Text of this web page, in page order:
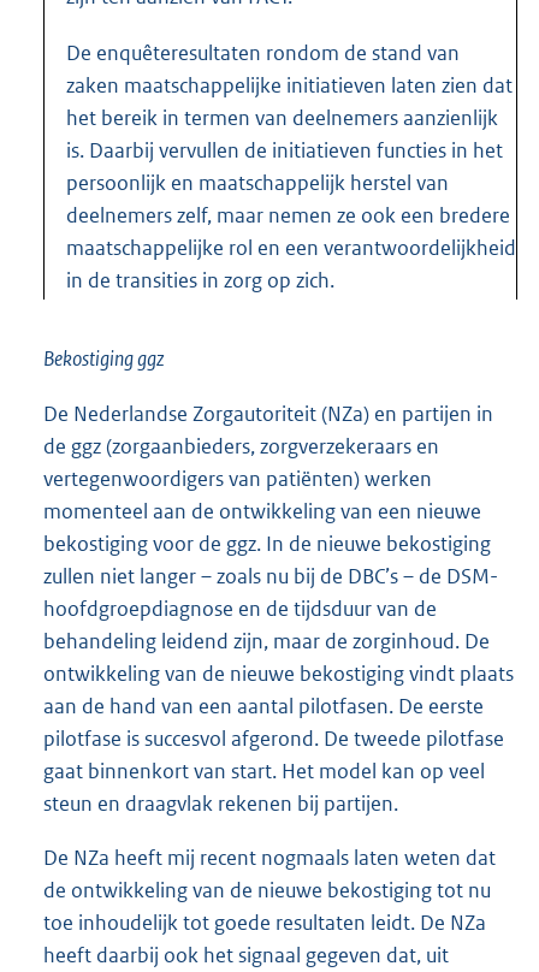
De enquêteresultaten rondom de stand van
zaken maatschappelijke initiatieven laten zien dat
het bereik in termen van deelnemers aanzienlijk
is. Daarbij vervullen de initiatieven functies in het
persoonlijk en maatschappelijk herstel van
deelnemers zelf, maar nemen ze ook een bredere
maatschappelijke rol en een verantwoordelijkheid
in de transities in zorg op zich.
Bekostiging ggz
De Nederlandse Zorgautoriteit (NZa) en partijen in
de ggz (zorgaanbieders, zorgverzekeraars en
vertegenwoordigers van patiënten) werken
momenteel aan de ontwikkeling van een nieuwe
bekostiging voor de ggz. In de nieuwe bekostiging
zullen niet langer – zoals nu bij de DBC’s – de DSM-
hoofdgroepdiagnose en de tijdsduur van de
behandeling leidend zijn, maar de zorginhoud. De
ontwikkeling van de nieuwe bekostiging vindt plaats
aan de hand van een aantal pilotfasen. De eerste
pilotfase is succesvol afgerond. De tweede pilotfase
gaat binnenkort van start. Het model kan op veel
steun en draagvlak rekenen bij partijen.
De NZa heeft mij recent nogmaals laten weten dat
de ontwikkeling van de nieuwe bekostiging tot nu
toe inhoudelijk tot goede resultaten leidt. De NZa
heeft daarbij ook het signaal gegeven dat, uit